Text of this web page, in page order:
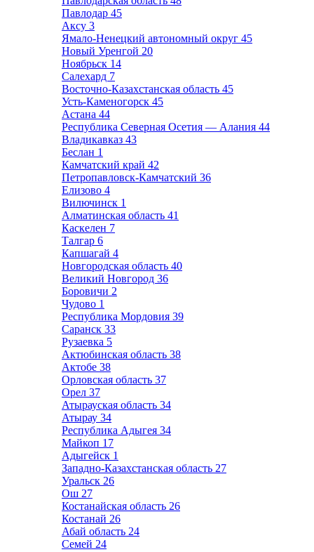
Павлодар 45
Аксу 3
Ямало-Ненецкий автономный округ 45
Новый Уренгой 20
Ноябрьск 14
Салехард 7
Восточно-Казахстанская область 45
Усть-Каменогорск 45
Астана 44
Республика Северная Осетия — Алания 44
Владикавказ 43
Беслан 1
Камчатский край 42
Петропавловск-Камчатский 36
Елизово 4
Вилючинск 1
Алматинская область 41
Каскелен 7
Талгар 6
Капшагай 4
Новгородская область 40
Великий Новгород 36
Боровичи 2
Чудово 1
Республика Мордовия 39
Саранск 33
Рузаевка 5
Актюбинская область 38
Актобе 38
Орловская область 37
Орел 37
Атырауская область 34
Атырау 34
Республика Адыгея 34
Майкоп 17
Адыгейск 1
Западно-Казахстанская область 27
Уральск 26
Ош 27
Костанайская область 26
Костанай 26
Абай область 24
Семей 24